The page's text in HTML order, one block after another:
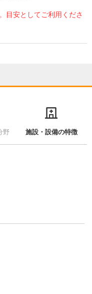
目安としてご利用くださ
野 施設・設備の特徴